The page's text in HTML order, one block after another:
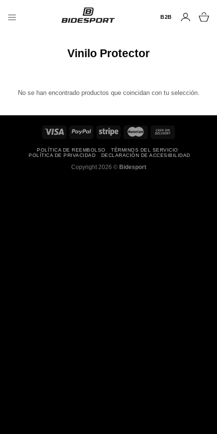
B2B
Vinilo Protector
No se han encontrado productos que coincidan con tu selección.
POLÍTICA DE REEMBOLSO
TÉRMINOS DEL SERVICIO
POLÍTICA DE PRIVACIDAD
DECLARACIÓN DE ACCESIBILIDAD
Copyright 2026 © Bidesport